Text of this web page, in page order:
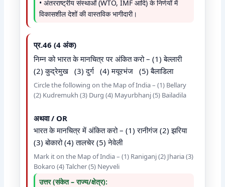
• अंतरराष्ट्रीय संस्थाओं (WTO, IMF आदि) के निर्णयों में
विकासशील देशों की वास्तविक भागीदारी।
प्र.46 (4 अंक)
निम्न को भारत के मानचित्र पर अंकित करो – (1) बेल्लारी
(2) कुद्रेमुख (3) दुर्ग (4) मयूरभंज (5) बैलाडिला
Circle the following on the Map of India – (1) Bellary
(2) Kudremukh (3) Durg (4) Mayurbhanj (5) Bailadila
अथवा / OR
भारत के मानचित्र में अंकित करो – (1) रानीगंज (2) झरिया
(3) बोकारो (4) तालचेर (5) नेवेली
Mark it on the Map of India – (1) Raniganj (2) Jharia (3)
Bokaro (4) Talcher (5) Neyveli
उत्तर (संकेत – राज्य/क्षेत्र):